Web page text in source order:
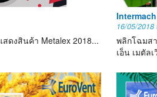
ดงสินค้า Metalex 2018...
16/05/2018
พลิกโฉมส
เอ็น เมตัล